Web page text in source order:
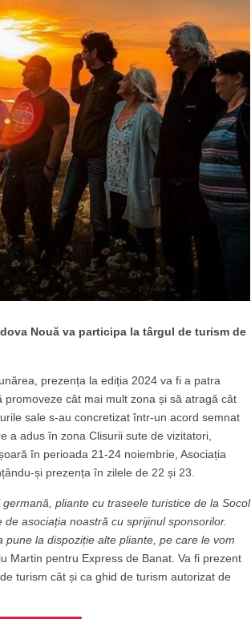
Nouă va participa la târgul de turism de
prezența la ediția 2024 va fi a patra
cât mai mult zona și să atragă cât
sale s-au concretizat într-un acord semnat
a adus în zona Clisurii sute de vizitatori,
în perioada 21-24 noiembrie, Asociația
și prezența în zilele de 22 și 23.
pliante cu traseele turistice de la Socol
asociația noastră cu sprijinul sponsorilor.
la dispoziție alte pliante, pe care le vom
Martin pentru Express de Banat. Va fi prezent
turism cât și ca ghid de turism autorizat de